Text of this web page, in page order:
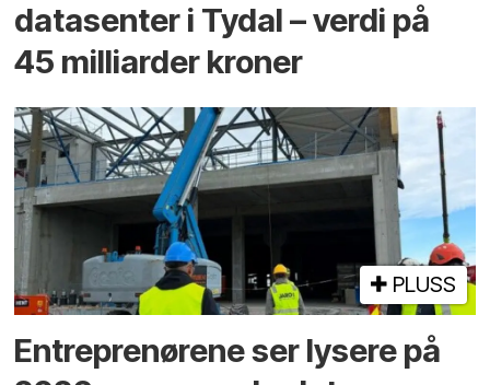
datasenter i Tydal – verdi på
45 milliarder kroner
PLUSS
Entreprenørene ser lysere på